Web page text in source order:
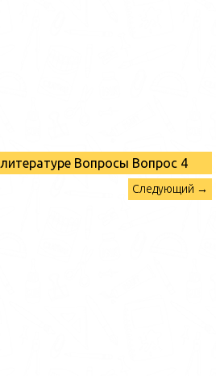
Вопросы Вопрос 4
Следующий →